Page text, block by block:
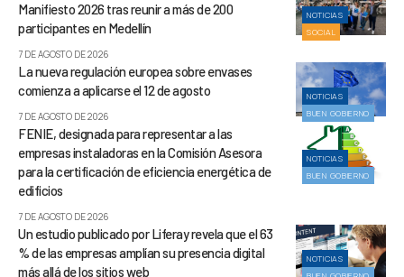
NOTICIAS
SOCIAL
Manifiesto 2026 tras reunir a más de 200
participantes en Medellín
7 DE AGOSTO DE 2026
NOTICIAS
BUEN GOBIERNO
La nueva regulación europea sobre envases
comienza a aplicarse el 12 de agosto
7 DE AGOSTO DE 2026
NOTICIAS
BUEN GOBIERNO
FENIE, designada para representar a las
empresas instaladoras en la Comisión Asesora
para la certificación de eficiencia energética de
edificios
7 DE AGOSTO DE 2026
NOTICIAS
Un estudio publicado por Liferay revela que el 63
% de las empresas amplían su presencia digital
más allá de los sitios web